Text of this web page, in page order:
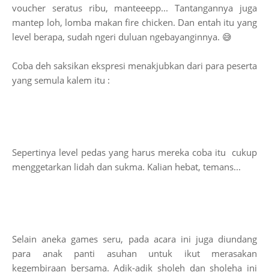
voucher seratus ribu, manteeepp... Tantangannya juga
mantep loh, lomba makan fire chicken. Dan entah itu yang
level berapa, sudah ngeri duluan ngebayanginnya. 😅
Coba deh saksikan ekspresi menakjubkan dari para peserta
yang semula kalem itu :
Sepertinya level pedas yang harus mereka coba itu cukup
menggetarkan lidah dan sukma. Kalian hebat, temans...
Selain aneka games seru, pada acara ini juga diundang
para anak panti asuhan untuk ikut merasakan
kegembiraan bersama. Adik-adik sholeh dan sholeha ini